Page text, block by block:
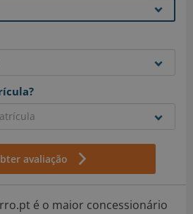
avaliação
é o maior concessionário